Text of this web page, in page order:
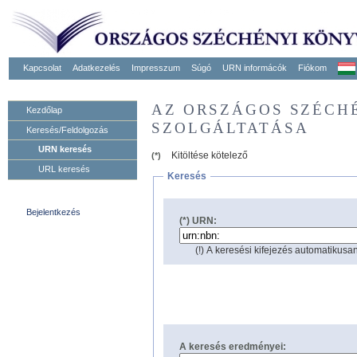
Kapcsolat Adatkezelés Impresszum Súgó URN informácók Fiókom
Kezdőlap
Keresés/Feldolgozás
URN keresés
URL keresés
Bejelentkezés
AZ ORSZÁGOS
SZOLGÁLTATÁSA
(*)
Kitöltése kötelező
Keresés
(*) URN:
(!) A keresési kifejezés
A keresés eredményei: